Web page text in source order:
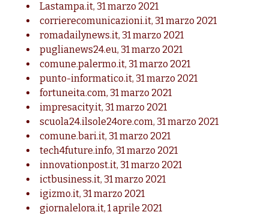
Lastampa.it, 31 marzo 2021
corrierecomunicazioni.it, 31 marzo 2021
romadailynews.it, 31 marzo 2021
puglianews24.eu, 31 marzo 2021
comune.palermo.it, 31 marzo 2021
punto-informatico.it, 31 marzo 2021
fortuneita.com, 31 marzo 2021
impresacity.it, 31 marzo 2021
scuola24.ilsole24ore.com, 31 marzo 2021
comune.bari.it, 31 marzo 2021
tech4future.info, 31 marzo 2021
innovationpost.it, 31 marzo 2021
ictbusiness.it, 31 marzo 2021
igizmo.it, 31 marzo 2021
giornalelora.it, 1 aprile 2021